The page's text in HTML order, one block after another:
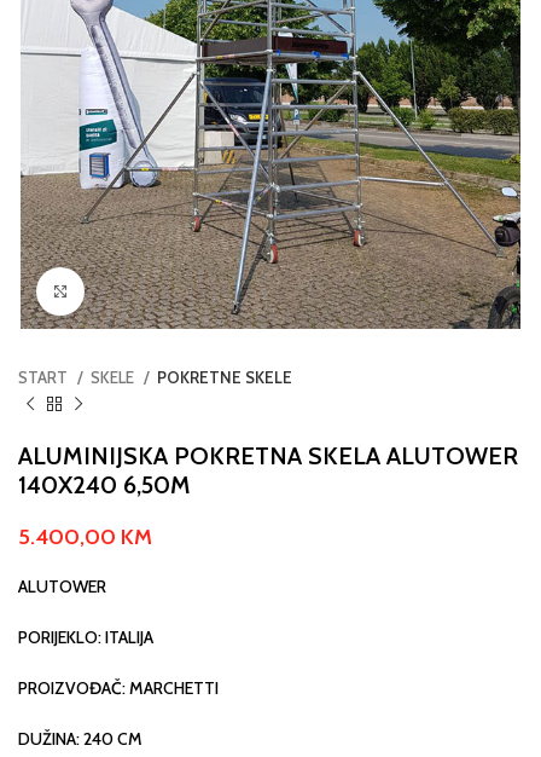
Click to enlarge
START SKELE POKRETNE SKELE
ALUMINIJSKA POKRETNA SKELA ALUTOWER
140X240 6,50M
5.400,00 KM
ALUTOWER
PORIJEKLO: ITALIJA
PROIZVOĐAČ: MARCHETTI
DUŽINA: 240 CM